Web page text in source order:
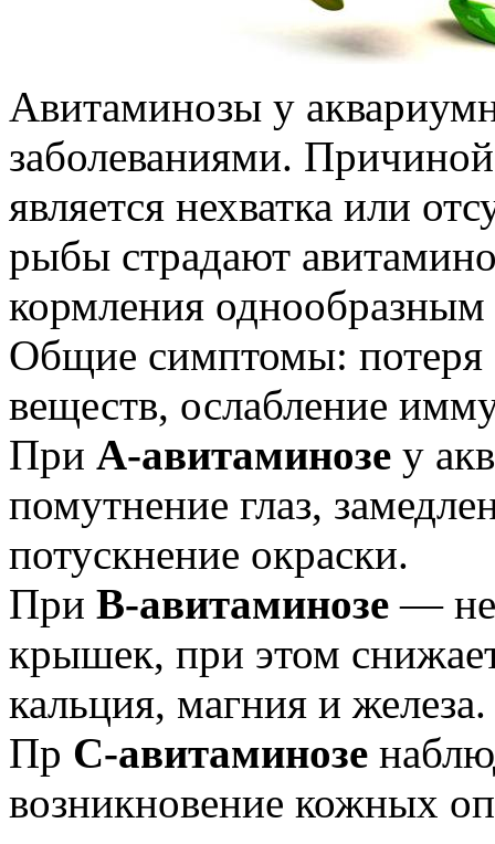
Авитаминозы у
заболеваниями.
является нехватка или
рыбы страдают
кормления
Общие симптомы: потеря
веществ, ослабление
При A-авитаминозе у
помутнение глаз,
потускнение окраски.
При B-авитаминозе —
крышек, при этом
кальция, магния и железа.
Пр С-авитаминозе
возникновение кожных